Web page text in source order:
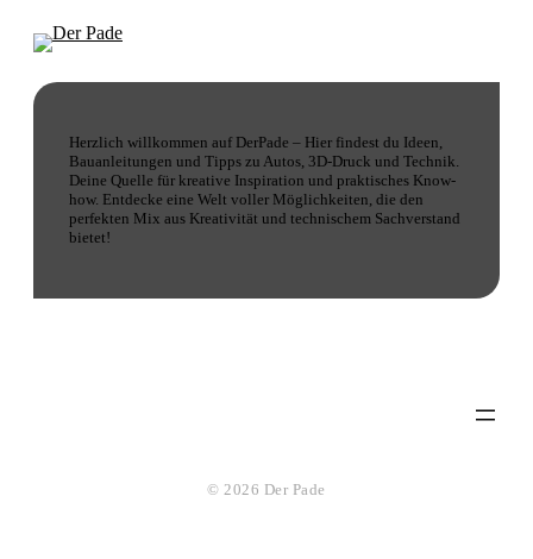
Herzlich willkommen auf DerPade – Hier findest du Ideen,
Bauanleitungen und Tipps zu Autos, 3D-Druck und Technik.
Deine Quelle für kreative Inspiration und praktisches Know-
how. Entdecke eine Welt voller Möglichkeiten, die den
perfekten Mix aus Kreativität und technischem Sachverstand
bietet!
© 2026 Der Pade